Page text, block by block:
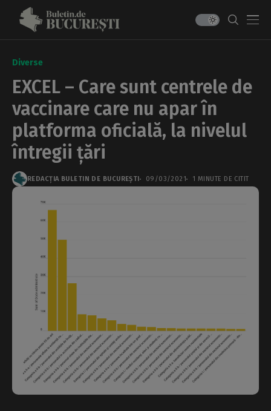
Diverse
EXCEL – Care sunt centrele de
vaccinare care nu apar în
platforma oficială, la nivelul
întregii țări
REDACȚIA BULETIN DE BUCUREȘTI 09/03/2021 1 MINUTE DE CITIT